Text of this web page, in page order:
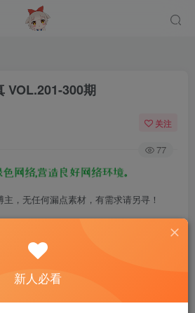
VOL.201-300期
关注
77
，无任何漏点素材，有需求请另寻！
请更换浏览器重试，这是百度网盘版本问
压，请查看
解禁...等问题请《提交工单》
新人必看